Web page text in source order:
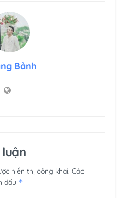
Bảnh
hiển thị công khai. Các
dấu *